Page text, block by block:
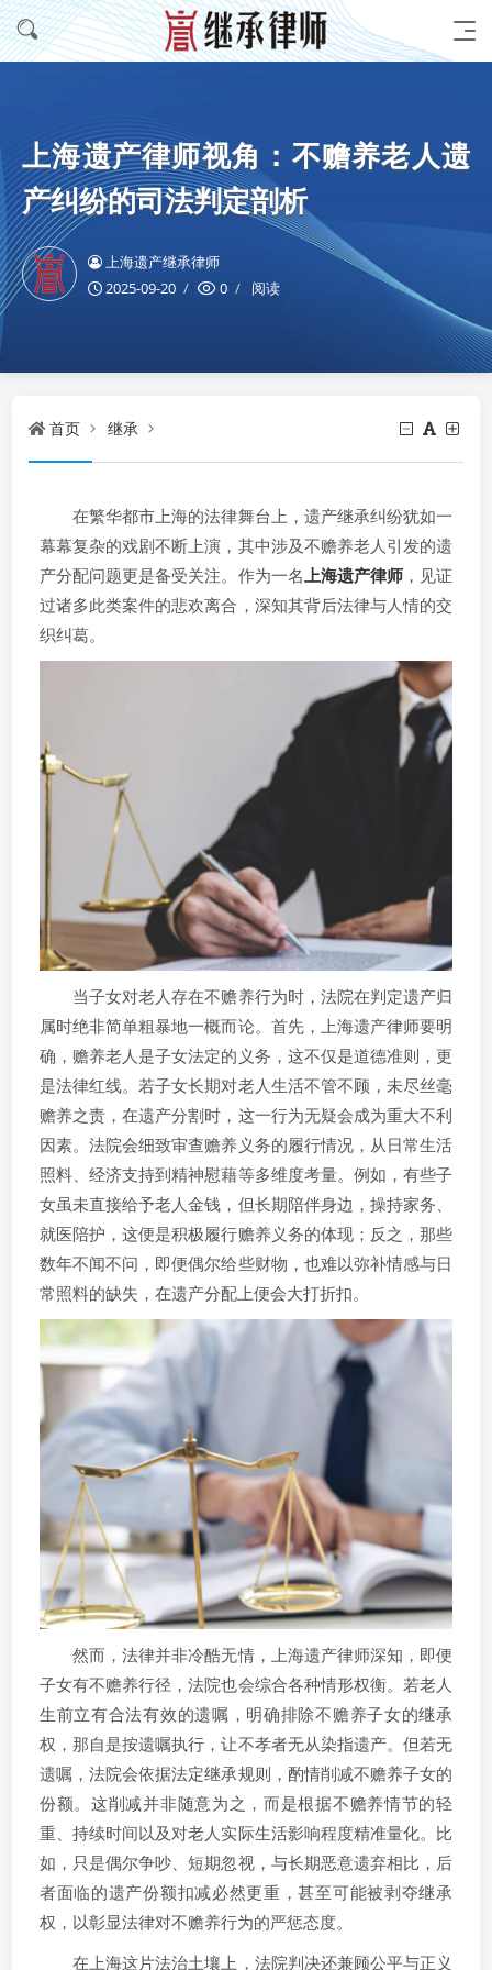
上海遗产律师视角：不赡养老人遗
产纠纷的司法判定剖析
上海遗产继承律师
2025-09-20
0 阅读
首页 继承
在繁华都市上海的法律舞台上，遗产继承纠纷犹如一
幕幕复杂的戏剧不断上演，其中涉及不赡养老人引发的遗
产分配问题更是备受关注。作为一名上海遗产律师，见证
过诸多此类案件的悲欢离合，深知其背后法律与人情的交
织纠葛。
当子女对老人存在不赡养行为时，法院在判定遗产归
属时绝非简单粗暴地一概而论。首先，上海遗产律师要明
确，赡养老人是子女法定的义务，这不仅是道德准则，更
是法律红线。若子女长期对老人生活不管不顾，未尽丝毫
赡养之责，在遗产分割时，这一行为无疑会成为重大不利
因素。法院会细致审查赡养义务的履行情况，从日常生活
照料、经济支持到精神慰藉等多维度考量。例如，有些子
女虽未直接给予老人金钱，但长期陪伴身边，操持家务、
就医陪护，这便是积极履行赡养义务的体现；反之，那些
数年不闻不问，即便偶尔给些财物，也难以弥补情感与日
常照料的缺失，在遗产分配上便会大打折扣。
然而，法律并非冷酷无情，上海遗产律师深知，即便
子女有不赡养行径，法院也会综合各种情形权衡。若老人
生前立有合法有效的遗嘱，明确排除不赡养子女的继承
权，那自是按遗嘱执行，让不孝者无从染指遗产。但若无
遗嘱，法院会依据法定继承规则，酌情削减不赡养子女的
份额。这削减并非随意为之，而是根据不赡养情节的轻
重、持续时间以及对老人实际生活影响程度精准量化。比
如，只是偶尔争吵、短期忽视，与长期恶意遗弃相比，后
者面临的遗产份额扣减必然更重，甚至可能被剥夺继承
权，以彰显法律对不赡养行为的严惩态度。
在上海这片法治土壤上，法院判决还兼顾公平与正义